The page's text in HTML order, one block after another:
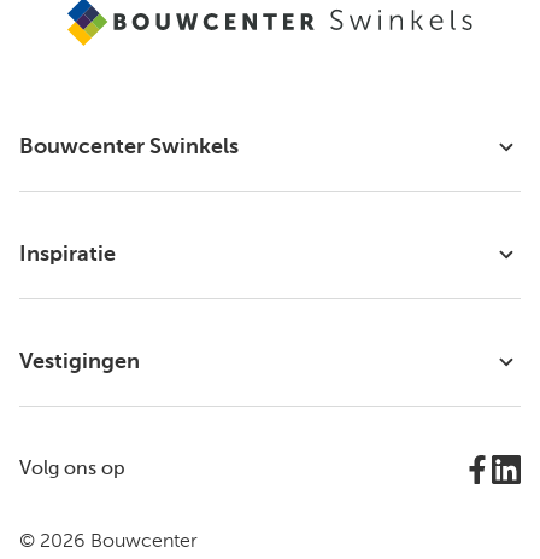
Bouwcenter Swinkels
Inspiratie
Vestigingen
© 2026 Bouwcenter
Volg ons op